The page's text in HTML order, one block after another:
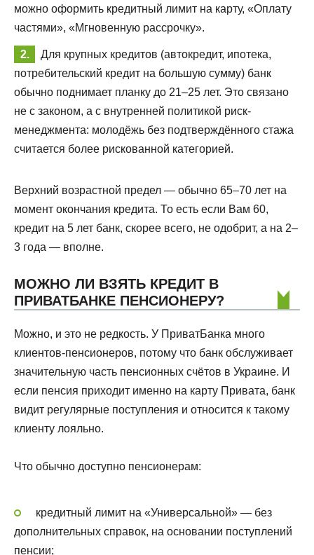
можно оформить кредитный лимит на карту, «Оплату
частями», «Мгновенную рассрочку».
Для крупных кредитов (автокредит, ипотека,
потребительский кредит на большую сумму) банк
обычно поднимает планку до 21–25 лет. Это связано
не с законом, а с внутренней политикой риск-
менеджмента: молодёжь без подтверждённого стажа
считается более рискованной категорией.
Верхний возрастной предел — обычно 65–70 лет на
момент окончания кредита. То есть если Вам 60,
кредит на 5 лет банк, скорее всего, не одобрит, а на 2–
3 года — вполне.
МОЖНО ЛИ ВЗЯТЬ КРЕДИТ В
ПРИВАТБАНКЕ ПЕНСИОНЕРУ?
Можно, и это не редкость. У ПриватБанка много
клиентов-пенсионеров, потому что банк обслуживает
значительную часть пенсионных счётов в Украине. И
если пенсия приходит именно на карту Привата, банк
видит регулярные поступления и относится к такому
клиенту лояльно.
Что обычно доступно пенсионерам:
кредитный лимит на «Универсальной» — без
дополнительных справок, на основании поступлений
пенсии;